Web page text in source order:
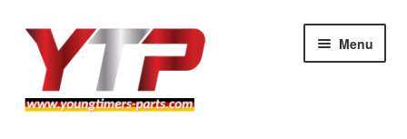
Aller
navigation
Aller
contenu
Menu